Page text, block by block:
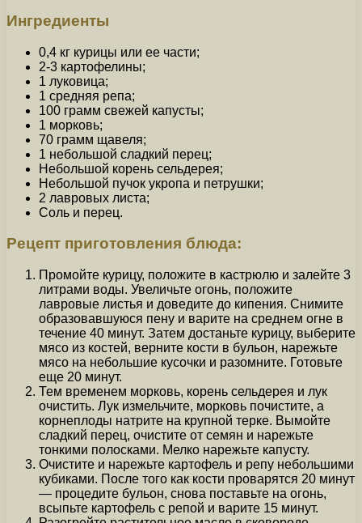
Ингредиенты
0,4 кг курицы или ее части;
2-3 картофелины;
1 луковица;
1 средняя репа;
100 грамм свежей капусты;
1 морковь;
70 грамм щавеля;
1 небольшой сладкий перец;
Небольшой корень сельдерея;
Небольшой пучок укропа и петрушки;
2 лавровых листа;
Соль и перец.
Рецепт приготовления блюда:
Промойте курицу, положите в кастрюлю и залейте 3
литрами воды. Увеличьте огонь, положите
лавровые листья и доведите до кипения. Снимите
образовавшуюся пену и варите на среднем огне в
течение 40 минут. Затем достаньте курицу, выберите
мясо из костей, верните кости в бульон, нарежьте
мясо на небольшие кусочки и разомните. Готовьте
еще 20 минут.
Тем временем морковь, корень сельдерея и лук
очистить. Лук измельчите, морковь почистите, а
корнеплоды натрите на крупной терке. Вымойте
сладкий перец, очистите от семян и нарежьте
тонкими полосками. Мелко нарежьте капусту.
Очистите и нарежьте картофель и репу небольшими
кубиками. После того как кости проварятся 20 минут
— процедите бульон, снова поставьте на огонь,
всыпьте картофель с репой и варите 15 минут.